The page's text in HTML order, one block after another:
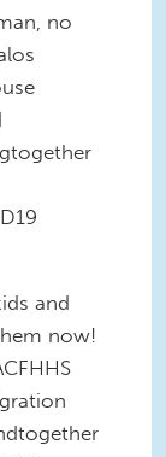
no
and
now!